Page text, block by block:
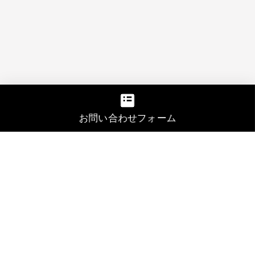
お問い合わせフォーム